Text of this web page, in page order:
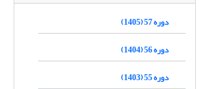
دوره 57 (1405)
دوره 56 (1404)
دوره 55 (1403)